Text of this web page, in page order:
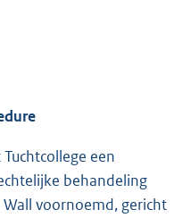
een
behandeling
voornoemd, gericht